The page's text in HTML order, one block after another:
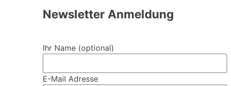
Newsletter Anmeldung
Ihr Name (optional)
E-Mail Adresse